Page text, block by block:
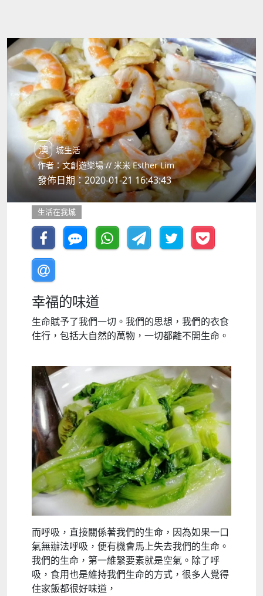
澳城生活
作者：文創遊樂場 // 米米 Esther Lim
發佈日期：2020-01-21 16:43:43
生活在我城
幸福的味道
生命賦予了我們一切。我們的思想，我們的衣食
住行，包括大自然的萬物，一切都離不開生命。
而呼吸，直接關係著我們的生命，因為如果一口
氣無辦法呼吸，便有機會馬上失去我們的生命。
我們的生命，第一維繫要素就是空氣。除了呼
吸，食用也是維持我們生命的方式，很多人覺得
住家飯都很好味道，